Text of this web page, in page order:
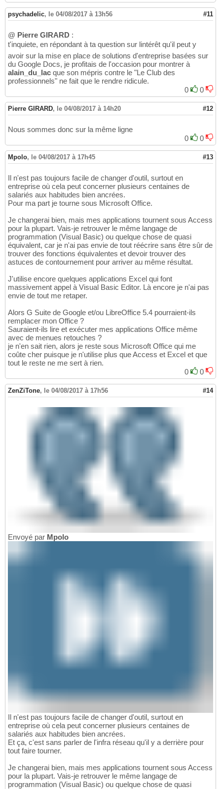
psychadelic, le 04/08/2017 à 13h56 #11
@ Pierre GIRARD :
t'inquiete, en répondant à ta question sur lintérêt qu'il peut y
avoir sur la mise en place de solutions d'entreprise basées sur
du Google Docs, je profitais de l'occasion pour montrer à
alain_du_lac que son mépris contre le "Le Club des
professionnels" ne fait que le rendre ridicule.
0
0
Pierre GIRARD, le 04/08/2017 à 14h20 #12
Nous sommes donc sur la même ligne
0
0
Mpolo, le 04/08/2017 à 17h45 #13
Il n'est pas toujours facile de changer d'outil, surtout en
entreprise où cela peut concerner plusieurs centaines de
salariés aux habitudes bien ancrées.
Pour ma part je tourne sous Microsoft Office.
Je changerai bien, mais mes applications tournent sous Access
pour la plupart. Vais-je retrouver le même langage de
programmation (Visual Basic) ou quelque chose de quasi
équivalent, car je n'ai pas envie de tout réécrire sans être sûr de
trouver des fonctions équivalentes et devoir trouver des
astuces de contournement pour arriver au même résultat.
J'utilise encore quelques applications Excel qui font
massivement appel à Visual Basic Editor. Là encore je n'ai pas
envie de tout me retaper.
Alors G Suite de Google et/ou LibreOffice 5.4 pourraient-ils
remplacer mon Office ?
Sauraient-ils lire et exécuter mes applications Office même
avec de menues retouches ?
je n'en sait rien, alors je reste sous Microsoft Office qui me
coûte cher puisque je n'utilise plus que Access et Excel et que
tout le reste ne me sert à rien.
0
0
ZenZiTone, le 04/08/2017 à 17h56 #14
Envoyé par Mpolo
Il n'est pas toujours facile de changer d'outil, surtout en
entreprise où cela peut concerner plusieurs centaines de
salariés aux habitudes bien ancrées.
Et ça, c'est sans parler de l'infra réseau qu'il y a derrière pour
tout faire tourner.
Je changerai bien, mais mes applications tournent sous Access
pour la plupart. Vais-je retrouver le même langage de
programmation (Visual Basic) ou quelque chose de quasi